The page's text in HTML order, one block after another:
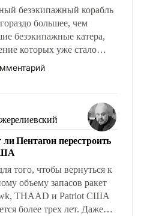
безэкипажный корабль
большее, чем
безэкипажные катера,
которых уже стало
Задача по созданию
очень сложна и
радикально поднимет
возможности.
Пентагон перестроить
того, чтобы вернуться к
объему запасов ракет
THAAD и Patriot США
более трех лет. Даже